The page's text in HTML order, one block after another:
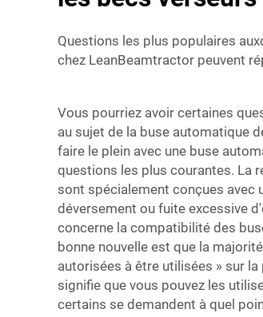
Questions les plus populaires
chez LeanBeamtractor peuvent
Vous pourriez avoir certaines
au sujet de la buse automatique
faire le plein avec une buse
questions les plus courantes. La
sont spécialement conçues avec
déversement ou fuite excessive
concerne la compatibilité des
bonne nouvelle est que la
autorisées à être utilisées » sur
signifie que vous pouvez les
certains se demandent à quel